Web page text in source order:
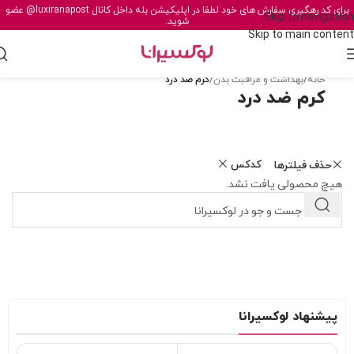
Skip to navigation
Skip to main content
برای کد رهگیری سفارش های خود لطفا در اپلیکیشن بله داخل کانال@luxiranapost عضو
شوید.
خانه/بهداشت و مراقبت بدن/کرم ضد درد
کرم ضد درد
حذف فیلترها کدکس
هیچ محصولی یافت نشد.
پیشنهاد لوکسیرانا